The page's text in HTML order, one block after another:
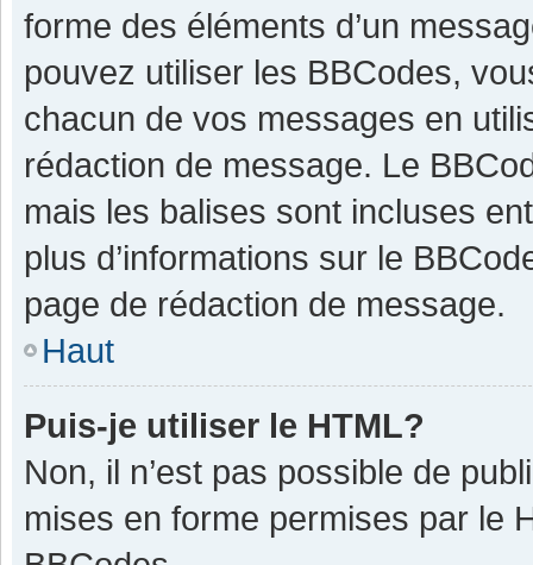
forme des éléments d’un
pouvez utiliser les BBCodes,
chacun de vos messages en
rédaction de message. Le
mais les balises sont incluses
plus d’informations sur le
page de rédaction de message.
Haut
Puis-je utiliser le HTML?
Non, il n’est pas possible de
mises en forme permises par le